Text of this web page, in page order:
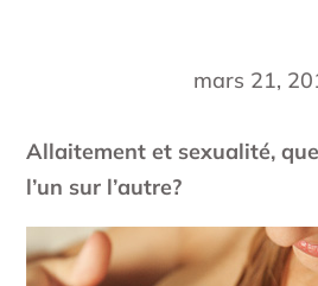
mars 21,
Allaitement et sexualité,
l’un sur l’autre?